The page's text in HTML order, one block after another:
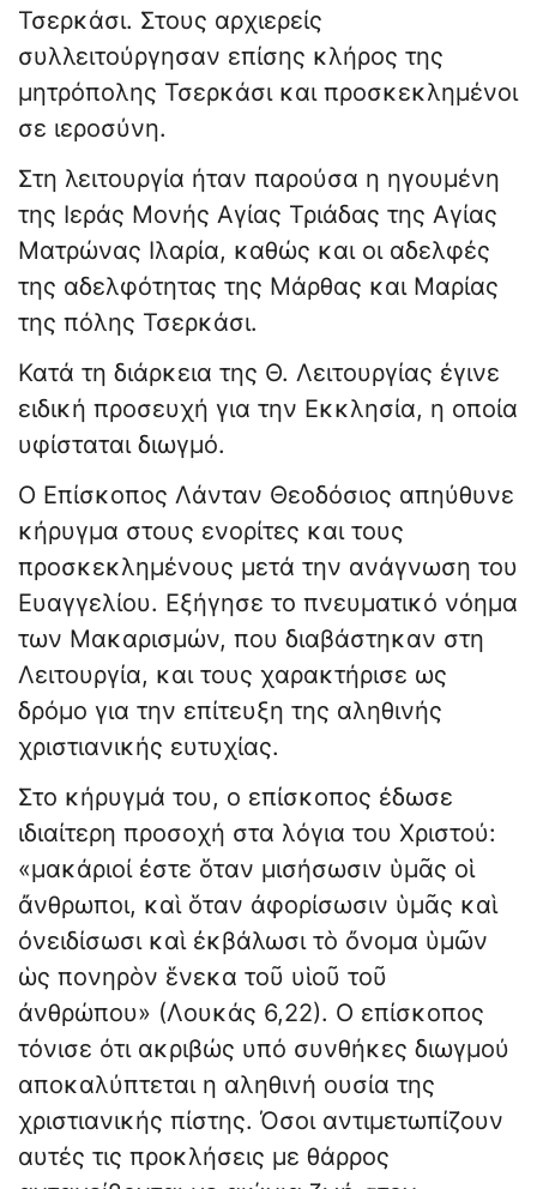
Τσερκάσι. Στους αρχιερείς
συλλειτούργησαν επίσης κλήρος της
μητρόπολης Τσερκάσι και προσκεκλημένοι
σε ιεροσύνη.
Στη λειτουργία ήταν παρούσα η ηγουμένη
της Ιεράς Μονής Αγίας Τριάδας της Αγίας
Ματρώνας Ιλαρία, καθώς και οι αδελφές
της αδελφότητας της Μάρθας και Μαρίας
της πόλης Τσερκάσι.
Κατά τη διάρκεια της Θ. Λειτουργίας έγινε
ειδική προσευχή για την Εκκλησία, η οποία
υφίσταται διωγμό.
Ο Επίσκοπος Λάνταν Θεοδόσιος απηύθυνε
κήρυγμα στους ενορίτες και τους
προσκεκλημένους μετά την ανάγνωση του
Ευαγγελίου. Εξήγησε το πνευματικό νόημα
των Μακαρισμών, που διαβάστηκαν στη
Λειτουργία, και τους χαρακτήρισε ως
δρόμο για την επίτευξη της αληθινής
χριστιανικής ευτυχίας.
Στο κήρυγμά του, ο επίσκοπος έδωσε
ιδιαίτερη προσοχή στα λόγια του Χριστού:
«μακάριοί ἐστε ὅταν μισήσωσιν ὑμᾶς οἱ
ἄνθρωποι, καὶ ὅταν ἀφορίσωσιν ὑμᾶς καὶ
ὀνειδίσωσι καὶ ἐκβάλωσι τὸ ὄνομα ὑμῶν
ὡς πονηρὸν ἕνεκα τοῦ υἱοῦ τοῦ
ἀνθρώπου» (Λουκάς 6,22). Ο επίσκοπος
τόνισε ότι ακριβώς υπό συνθήκες διωγμού
αποκαλύπτεται η αληθινή ουσία της
χριστιανικής πίστης. Όσοι αντιμετωπίζουν
αυτές τις προκλήσεις με θάρρος